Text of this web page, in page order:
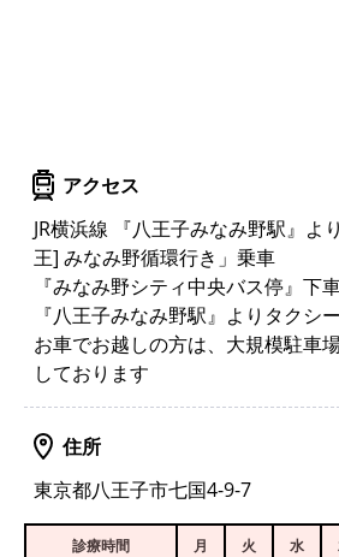
アクセス
JR横浜線 『八王子みなみ野駅』よ
王] みなみ野循環行き」乗車
『みなみ野シティ中央バス停』下
『八王子みなみ野駅』よりタクシ
お車でお越しの方は、大規模駐車
しております
住所
東京都八王子市七国4-9-7
診療時間 月 火 水